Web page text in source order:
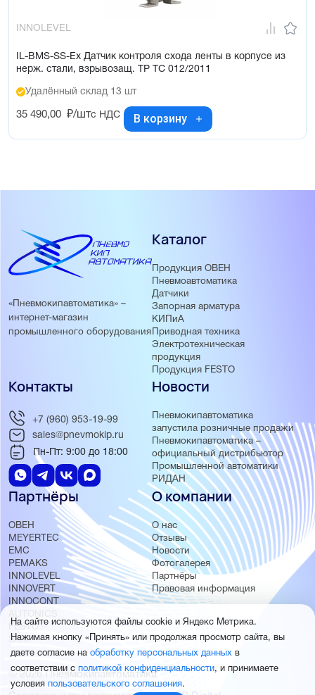
INNOLEVEL
IL-BMS-SS-Ex Датчик контроля схода ленты в корпусе из
нерж. стали, взрывозащ. ТР ТС 012/2011
Удалённый склад 13 шт
35 490,00 ₽/штс НДС В корзину
«Пневмокипавтоматика» –
интернет-магазин
промышленного оборудования
Каталог
Продукция ОВЕН
Пневмоавтоматика
Датчики
Запорная арматура
КИПиА
Приводная техника
Электротехническая
продукция
Продукция FESTO
Новости
Пневмокипавтоматика
запустила розничные продажи
Пневмокипавтоматика –
официальный дистрибьютор
Промышленной автоматики
РИДАН
Партнёры
ОВЕН
MEYERTEC
EMC
PEMAKS
INNOLEVEL
INNOVERT
INNOCONT
AUTONICS
FESTO
SMC
О компании
О нас
Отзывы
Новости
Фотогалерея
Партнёры
Правовая информация
Контакты
+7 (960) 953-19-99
sales@pnevmokip.ru
Пн-Пт: 9:00 до 18:00
© 2026 Пневмокипавтоматика
На сайте используются файлы cookie и Яндекс Метрика.
Нажимая кнопку «Принять» или продолжая просмотр сайта, вы
даете согласие на обработку персональных данных в
соответствии с политикой конфиденциальности, и принимаете
условия пользовательского соглашения.